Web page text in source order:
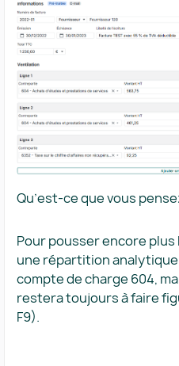
Qu’est-ce que vous
Pour pousser encore
une répartition analytique
compte de charge 604,
restera toujours à faire
F9).